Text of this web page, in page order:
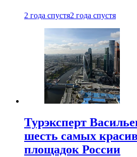
2 года спустя2 года спустя
Турэксперт
шесть самых
площадок России